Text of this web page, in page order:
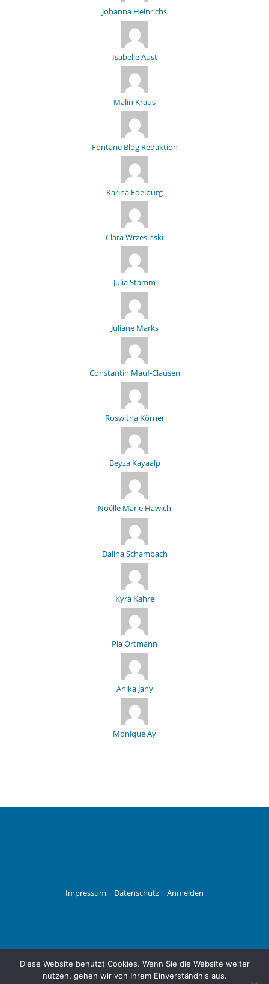
Johanna Heinrichs
Isabelle Aust
Malin Kraus
Fontane Blog Redaktion
Karina Edelburg
Clara Wrzesinski
Julia Stamm
Juliane Marks
Constantin Mauf-Clausen
Roswitha Körner
Beyza Kayaalp
Noélle Marie Hawich
Dalina Schambach
Kyra Kahre
Pia Ortmann
Anika Jany
Monique Ay
Impressum | Datenschutz | Anmelden
Diese Website benutzt Cookies. Wenn Sie die Website weiter
nutzen, gehen wir von Ihrem Einverständnis aus.